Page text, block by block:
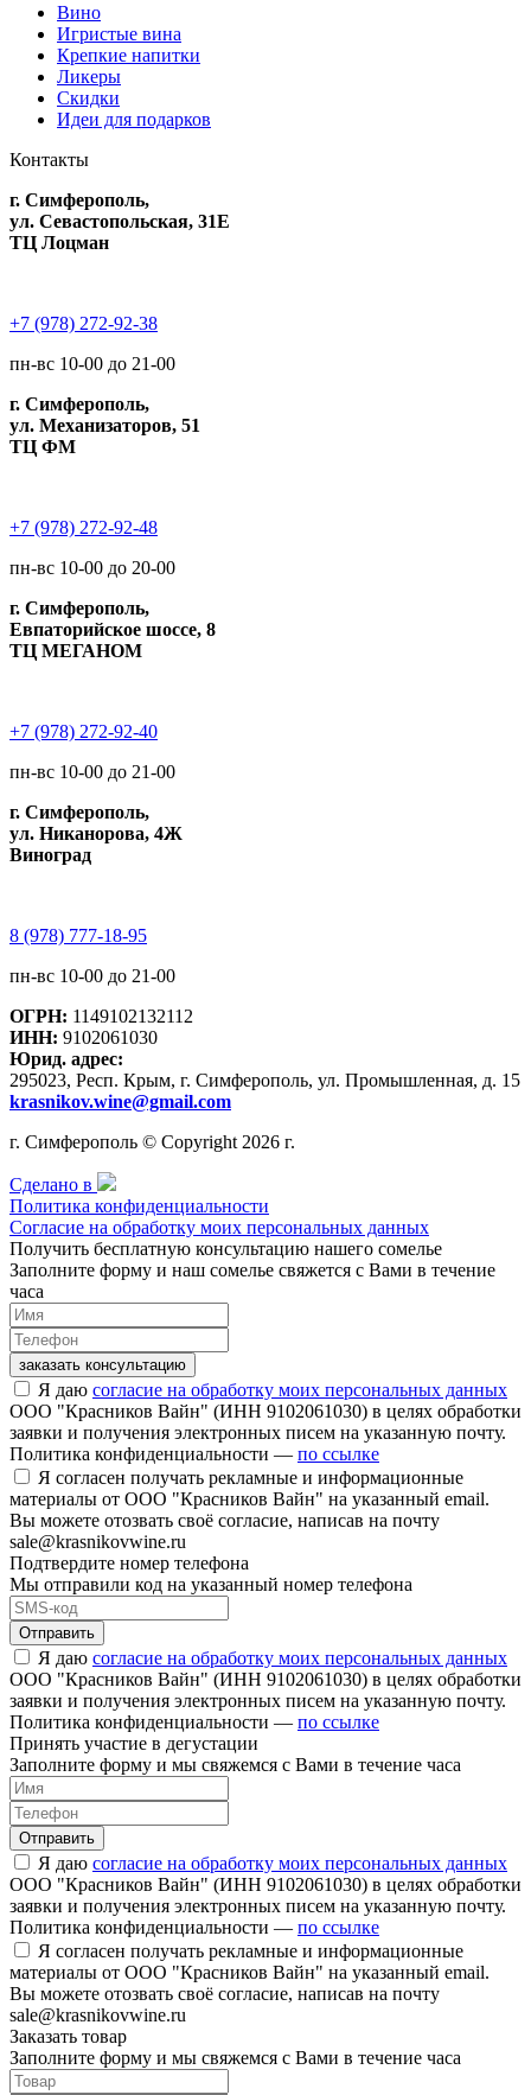
Вино
Игристые вина
Крепкие напитки
Ликеры
Скидки
Идеи для подарков
Контакты
г. Симферополь,
ул. Севастопольская, 31Е
ТЦ Лоцман
+7 (978) 272-92-38
пн-вс 10-00 до 21-00
г. Симферополь,
ул. Механизаторов, 51
ТЦ ФМ
+7 (978) 272-92-48
пн-вс 10-00 до 20-00
г. Симферополь,
Евпаторийское шоссе, 8
ТЦ МЕГАНОМ
+7 (978) 272-92-40
пн-вс 10-00 до 21-00
г. Симферополь,
ул. Никанорова, 4Ж
Виноград
8 (978) 777-18-95
пн-вс 10-00 до 21-00
ОГРН: 1149102132112
ИНН: 9102061030
Юрид. адрес:
295023, Респ. Крым, г. Симферополь, ул. Промышленная, д. 15
krasnikov.wine@gmail.com
г. Симферополь © Copyright 2026 г.
Сделано в
Политика конфиденциальности
Согласие на обработку моих персональных данных
Получить бесплатную консультацию нашего сомелье
Заполните форму и наш сомелье свяжется с Вами в течение
часа
заказать консультацию
Я даю согласие на обработку моих персональных данных
ООО "Красников Вайн" (ИНН 9102061030) в целях обработки
заявки и получения электронных писем на указанную почту.
Политика конфиденциальности — по ссылке
Я согласен получать рекламные и информационные
материалы от ООО "Красников Вайн" на указанный email.
Вы можете отозвать своё согласие, написав на почту
sale@krasnikovwine.ru
Подтвердите номер телефона
Мы отправили код на указанный номер телефона
Отправить
Я даю согласие на обработку моих персональных данных
ООО "Красников Вайн" (ИНН 9102061030) в целях обработки
заявки и получения электронных писем на указанную почту.
Политика конфиденциальности — по ссылке
Принять участие в дегустации
Заполните форму и мы свяжемся с Вами в течение часа
Отправить
Я даю согласие на обработку моих персональных данных
ООО "Красников Вайн" (ИНН 9102061030) в целях обработки
заявки и получения электронных писем на указанную почту.
Политика конфиденциальности — по ссылке
Я согласен получать рекламные и информационные
материалы от ООО "Красников Вайн" на указанный email.
Вы можете отозвать своё согласие, написав на почту
sale@krasnikovwine.ru
Заказать товар
Заполните форму и мы свяжемся с Вами в течение часа